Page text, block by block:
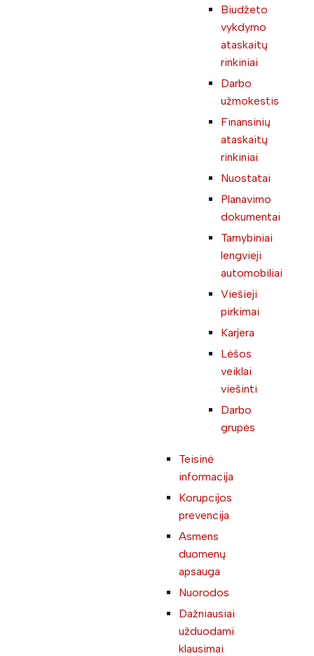
Biudžeto
vykdymo
ataskaitų
rinkiniai
Darbo
užmokestis
Finansinių
ataskaitų
rinkiniai
Nuostatai
Planavimo
dokumentai
Tarnybiniai
lengvieji
automobiliai
Viešieji
pirkimai
Karjera
Lėšos
veiklai
viešinti
Darbo
grupės
Teisinė
informacija
Korupcijos
prevencija
Asmens
duomenų
apsauga
Nuorodos
Dažniausiai
užduodami
klausimai